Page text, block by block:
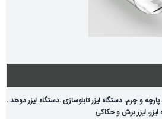
و چرم، دستگاه لیزر تابلوسازی،دستگاه لیزر دوهد،
، لیزر برش و حکاکی